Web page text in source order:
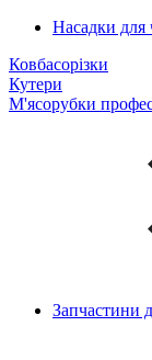
Насадки для
Ковбасорізки
Кутери
М'ясорубки
Запчастини